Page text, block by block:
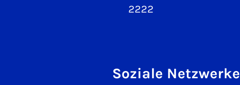
2222
Soziale Netzwerke